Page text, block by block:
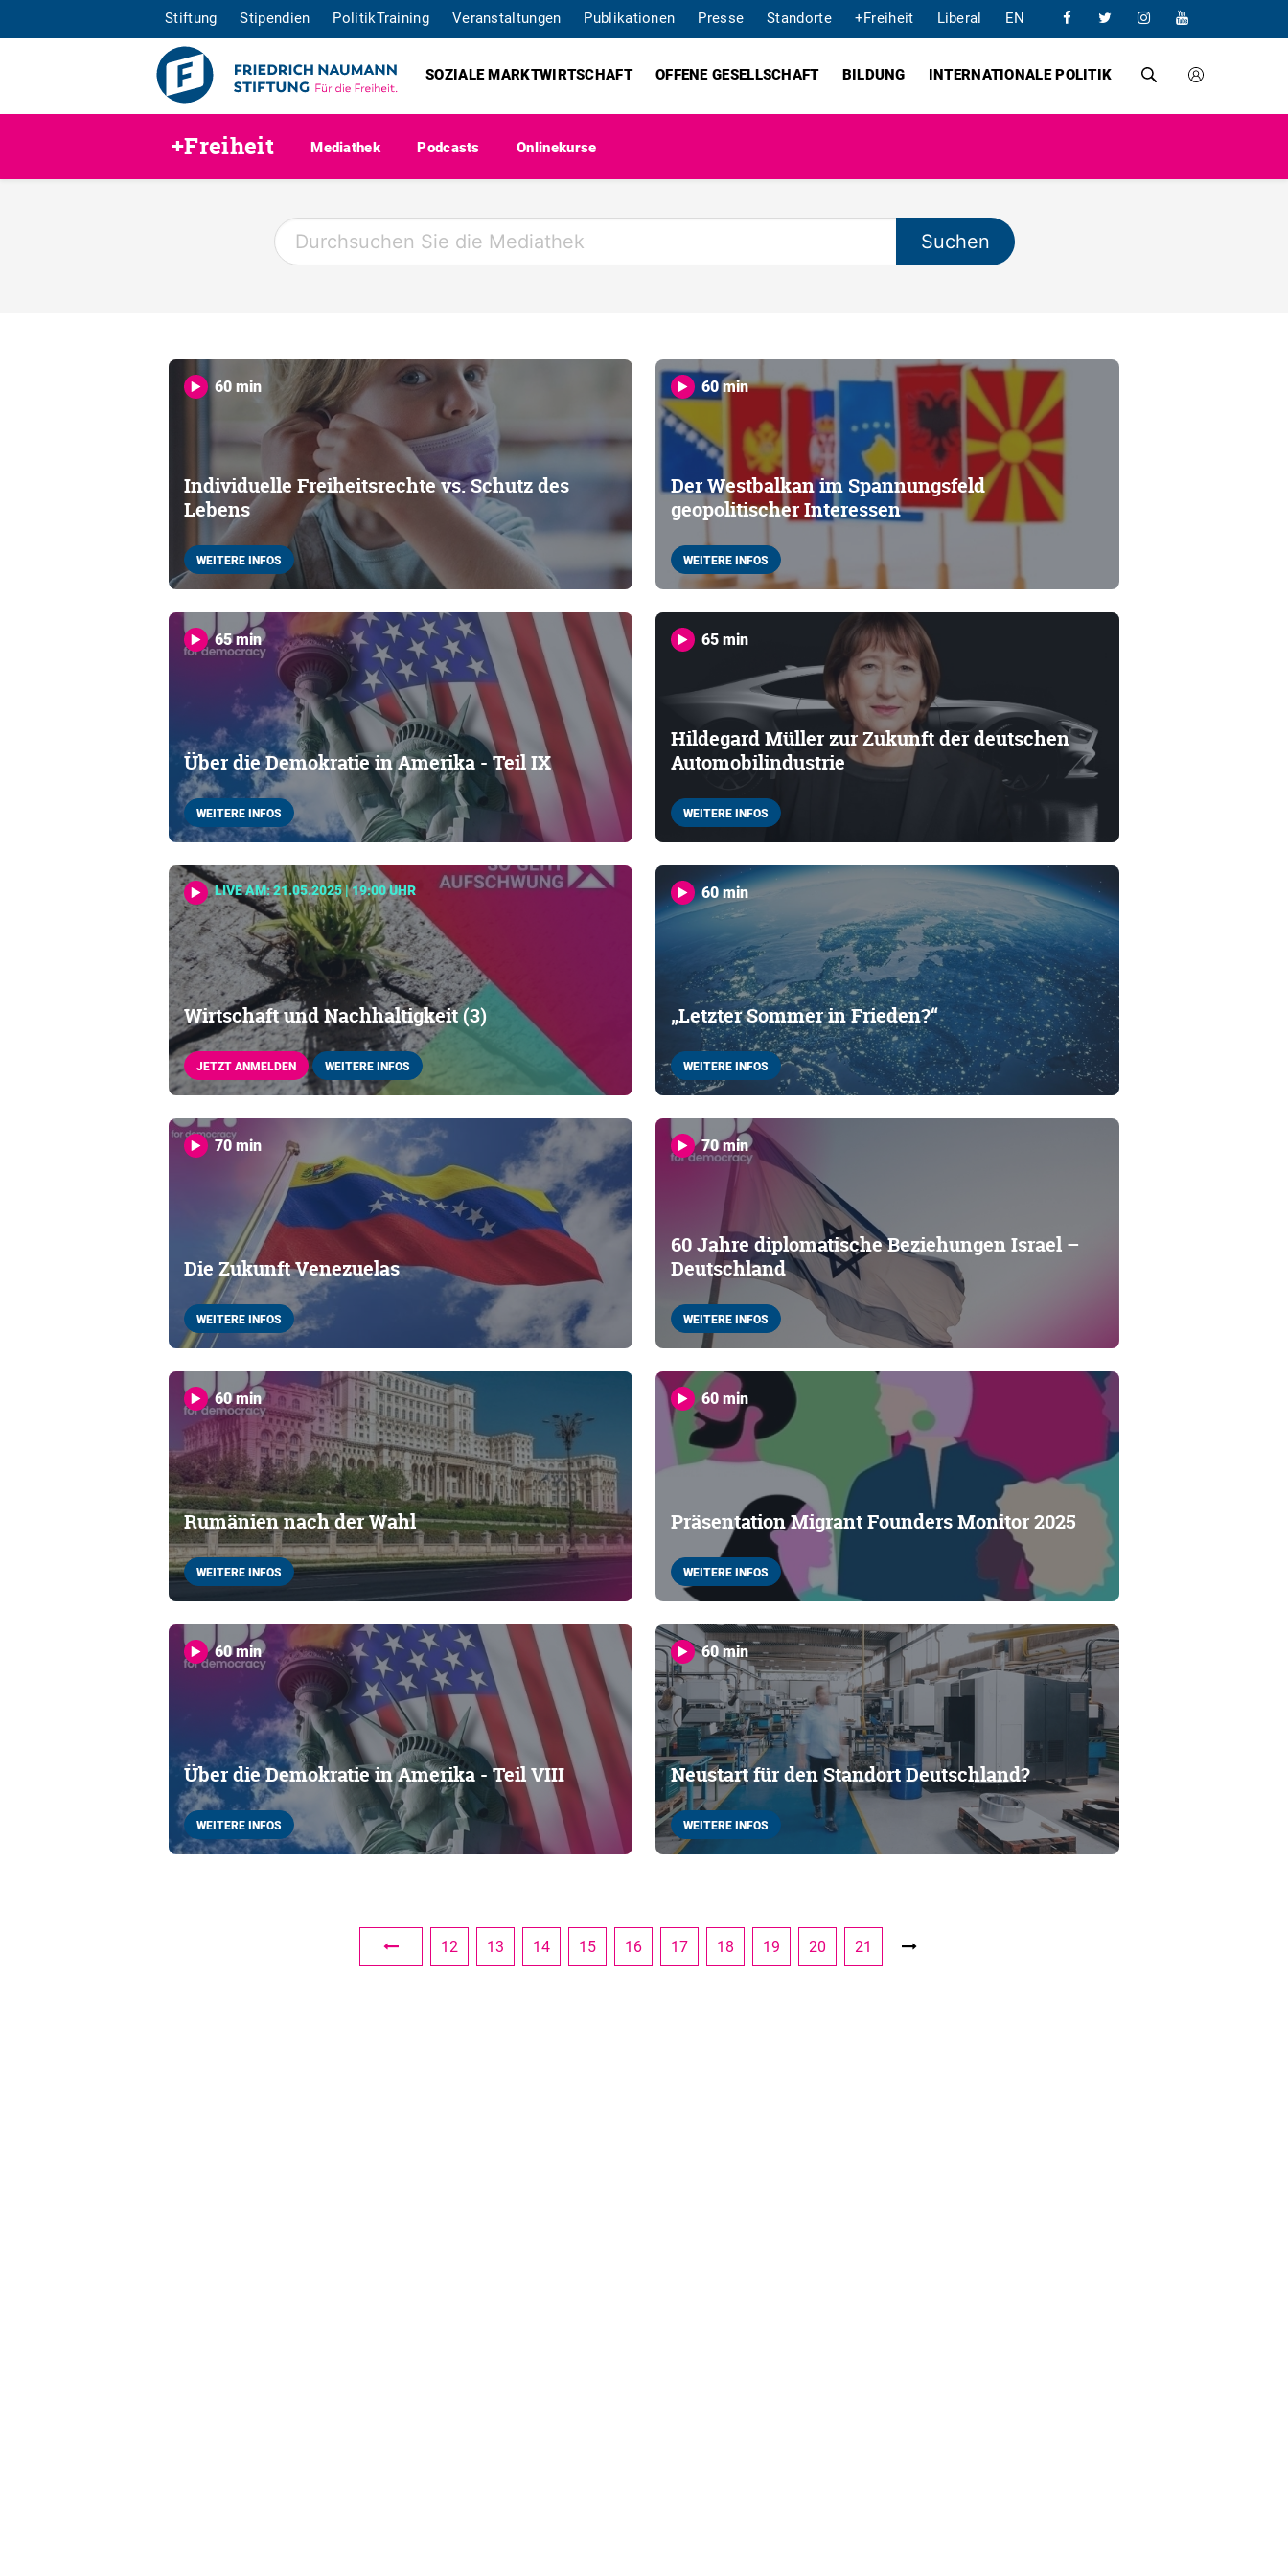
Stiftung Stipendien PolitikTraining Veranstaltungen Publikationen Presse Standorte +Freiheit Liberal EN
SOZIALE MARKTWIRTSCHAFT OFFENE GESELLSCHAFT BILDUNG INTERNATIONALE POLITIK
+Freiheit Mediathek Podcasts Onlinekurse
60 min
Individuelle Freiheitsrechte vs. Schutz des
Lebens
WEITERE INFOS
60 min
Der Westbalkan im Spannungsfeld
geopolitischer Interessen
WEITERE INFOS
65 min
Über die Demokratie in Amerika - Teil IX
WEITERE INFOS
65 min
Hildegard Müller zur Zukunft der deutschen
Automobilindustrie
WEITERE INFOS
LIVE AM: 21.05.2025 | 19:00 UHR
Wirtschaft und Nachhaltigkeit (3)
JETZT ANMELDEN WEITERE INFOS
60 min
„Letzter Sommer in Frieden?“
WEITERE INFOS
70 min
Die Zukunft Venezuelas
WEITERE INFOS
70 min
60 Jahre diplomatische Beziehungen Israel –
Deutschland
WEITERE INFOS
60 min
Rumänien nach der Wahl
WEITERE INFOS
60 min
Präsentation Migrant Founders Monitor 2025
WEITERE INFOS
60 min
Über die Demokratie in Amerika - Teil VIII
WEITERE INFOS
60 min
Neustart für den Standort Deutschland?
WEITERE INFOS
12 13 14 15 16 17 18 19 20 21